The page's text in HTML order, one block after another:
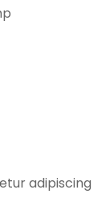
adipiscing